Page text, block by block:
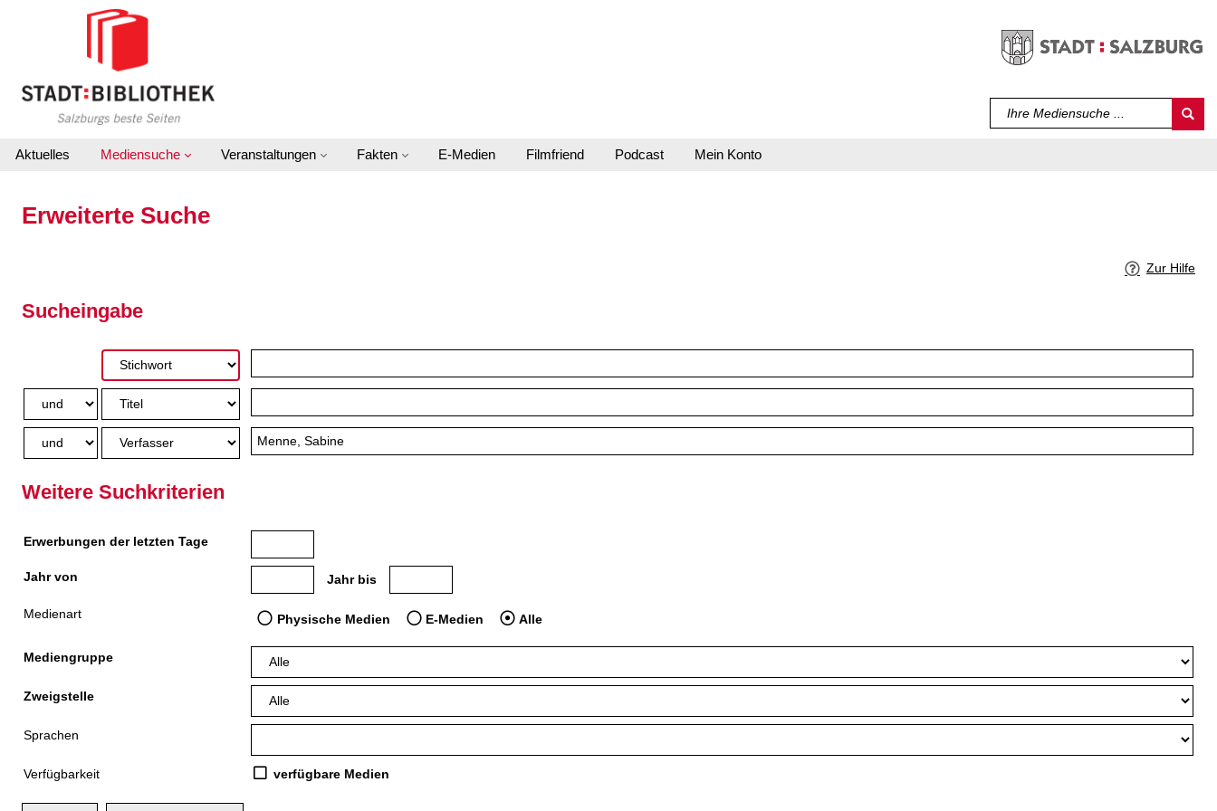
Zur erweiterten Suche springen
Sprache auswählen
Aktuelles Mediensuche Veranstaltungen Fakten E-Medien Filmfriend Podcast Mein Konto
Erweiterte Suche
Zur Hilfe
Sucheingabe
Weitere Suchkriterien
Erwerbungen der letzten Tage
Jahr von Medien anzeigen, die nach dem Jahr veröffentlicht wurden
Jahr bis
Medienart Physische Medien E-Medien Alle
Mediengruppe
Zweigstelle
Sprachen
Verfügbarkeit verfügbare Medien